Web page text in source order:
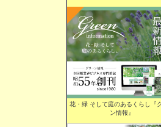
花・緑 そして庭のあるくらし『
ン情報』